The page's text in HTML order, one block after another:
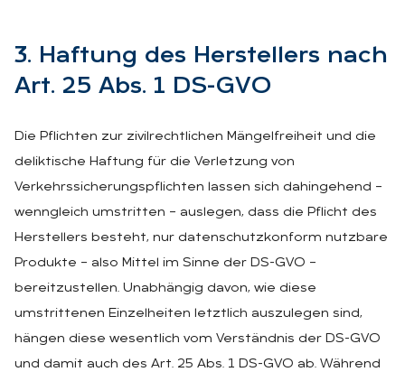
3. Haf­tung des Her­stel­lers nach
Art. 25 Abs. 1 DS-GVO
Die Pflichten zur zivilrechtlichen Mängelfreiheit und die
deliktische Haftung für die Verletzung von
Verkehrssicherungspflichten lassen sich dahingehend –
wenngleich umstritten – auslegen, dass die Pflicht des
Herstellers besteht, nur datenschutzkonform nutzbare
Produkte – also Mittel im Sinne der DS-GVO –
bereitzustellen. Unabhängig davon, wie diese
umstrittenen Einzelheiten letztlich auszulegen sind,
hängen diese wesentlich vom Verständnis der DS-GVO
und damit auch des Art. 25 Abs. 1 DS-GVO ab. Während